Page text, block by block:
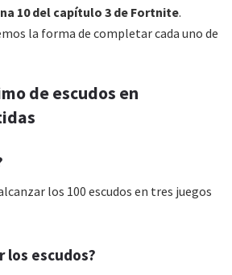
10 del capítulo 3 de Fortnite.
la forma de completar cada uno de
de escudos en
los 100 escudos en tres juegos
los escudos?